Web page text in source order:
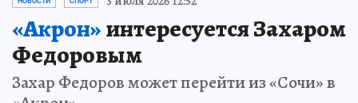
«Акрон»интересуется Захаром
Федоровым
Захар Федоров может перейти из «Сочи» в